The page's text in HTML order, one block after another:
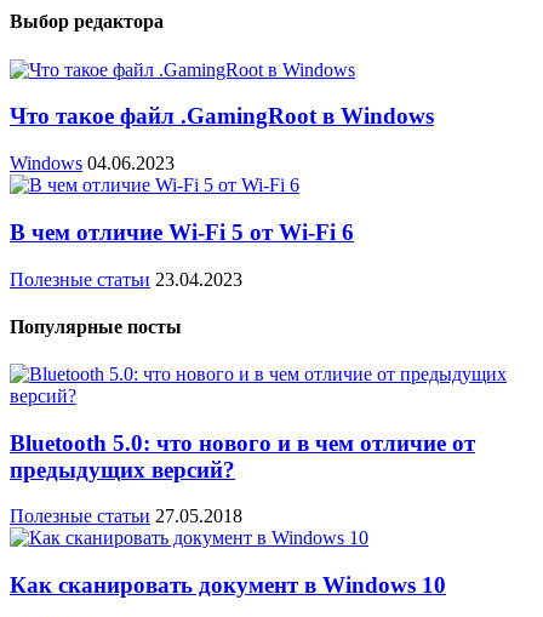
Выбор редактора
Что такое файл .GamingRoot в Windows
Windows 04.06.2023
В чем отличие Wi-Fi 5 от Wi-Fi 6
Полезные статьи 23.04.2023
Популярные посты
Bluetooth 5.0: что нового и в чем отличие от
предыдущих версий?
Полезные статьи 27.05.2018
Как сканировать документ в Windows 10